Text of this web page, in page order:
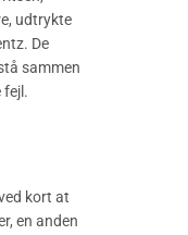
udtrykte
De
sammen
fejl.
kort at
en anden